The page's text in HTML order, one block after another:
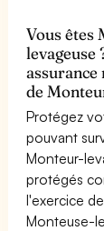
Vous êtes
levageuse
de
Protégez
pouvant
Monteur-
protégés
l'exercice
Monteuse-